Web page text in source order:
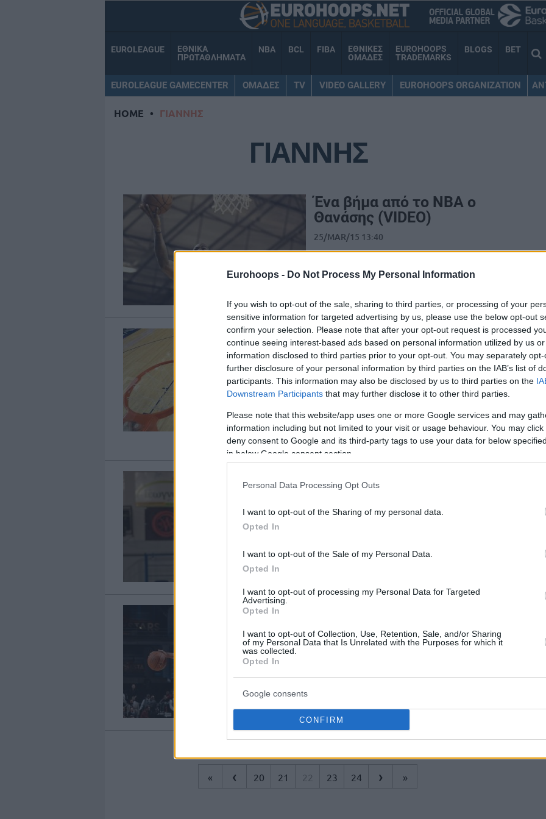
Eurohoops - Do Not Process My Personal Information
If you wish to opt-out of the sale, sharing to third parties, or processing of your
sensitive information for targeted advertising by us, please use the below opt-out
confirm your selection. Please note that after your opt-out request is processed
continue seeing interest-based ads based on personal information utilized by us
information disclosed to third parties prior to your opt-out. You may separately
further disclosure of your personal information by third parties on the IAB’s list of
participants. This information may also be disclosed by us to third parties on the
Downstream Participants that may further disclose it to other third parties.
Please note that this website/app uses one or more Google services and may
information including but not limited to your visit or usage behaviour. You may
deny consent to Google and its third-party tags to use your data for below
in below Google consent section.
Personal Data Processing Opt Outs
I want to opt-out of the Sharing of my personal data.
Opted In
I want to opt-out of the Sale of my Personal Data.
Opted In
I want to opt-out of processing my Personal Data for Targeted
Advertising.
Opted In
I want to opt-out of Collection, Use, Retention, Sale, and/or Sharing
of my Personal Data that Is Unrelated with the Purposes for which it
was collected.
Opted In
Google consents
CONFIRM
EUROLEAGUE
ΕΘΝΙΚΑ
ΠΡΩΤΑΘΛΗΜΑΤΑ
NBA BCL FIBA
ΕΘΝΙΚΕΣ
ΟΜΑΔΕΣ
EUROHOOPS
TRADEMARKS
BLOGS BET
EUROLEAGUE GAMECENTER ΟΜΑΔΕΣ TV VIDEO GALLERY EUROHOOPS ORGANIZATION
HOME • ΓΙΑΝΝΗΣ
ΓΙΑΝΝΗΣ
Ένα βήμα από το ΝΒΑ ο
Θανάσης (VIDEO)
25/MAR/15 13:40
καταφέρει να εξελιχθεί από τη δεύτερη
κι όλας χρονιά του στο ΝΒΑ σε
Τα ρεκόρ δεν έχουν
ταβάνι για τον Γιάννη
(video)
10/MAR/15 10:54
Γιάννης Αντετοκούνμπο, συνεχίζει να
κλέβει καρδιές στον μαγικό κόσμο του
ΝΒΑ, πραγματοποιώντας νέο...
ΚΑΣΤΡΙΤΗΣ: “Δεν
χρειάζεται να μιλάμε
πολύ”
Ο Αρκαδικός, αν και δυσκολεύτηκε,
πήρε μια πολύ σημαντική νίκη επί του
Γιάννης έλαμψαν
14/FEB/15 13:02
22 πόντους, ο Γάλλος σέντερ Ρούντι
« ‹ 20 21 22 23 24 › »